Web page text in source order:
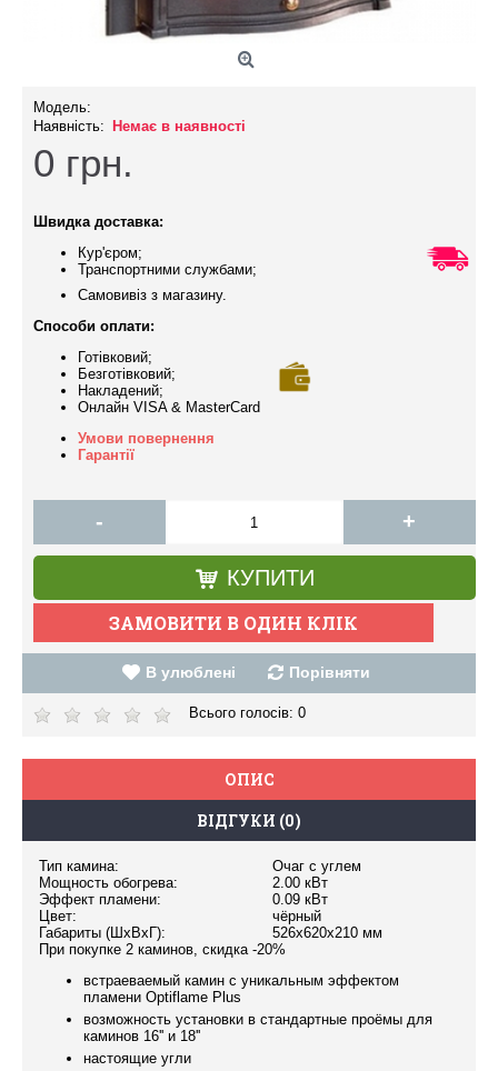
Модель:
Наявність:
Немає в наявності
0 грн.
Швидка доставка:
Кур'єром;
Транспортними службами;
Самовивіз з магазину.
Способи оплати:
Готівковий;
Безготівковий;
Накладений;
Онлайн VISA & MasterCard
Умови повернення
Гарантії
- +
КУПИТИ
В улюблені Порівняти
Всього голосів: 0
ОПИС
ВІДГУКИ (0)
Тип камина:
Очаг с углем
Мощность обогрева:
2.00 кВт
Эффект пламени:
0.09 кВт
Цвет:
чёрный
Габариты (ШxВxГ):
526х620х210 мм
При покупке 2 каминов, скидка -20%
встраеваемый камин с уникальным эффектом
пламени Optiflame Plus
возможность установки в стандартные проёмы для
каминов 16'' и 18''
настоящие угли